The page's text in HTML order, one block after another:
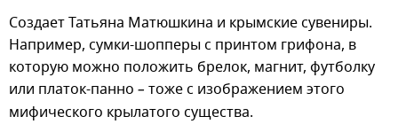
Создает Татьяна Матюшкина и крымские сувениры.
Например, сумки-шопперы с принтом грифона, в
которую можно положить брелок, магнит, футболку
или платок-панно – тоже с изображением этого
мифического крылатого существа.